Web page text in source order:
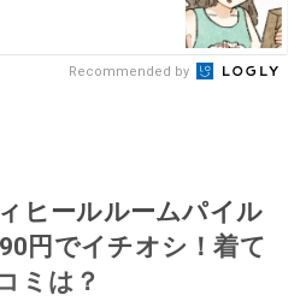
Recommended by
ヒールルームパイル
円でイチオシ！着て
ミは？